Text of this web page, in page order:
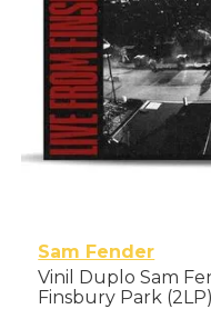
Sam Fender
Vinil Duplo Sam
Finsbury Park